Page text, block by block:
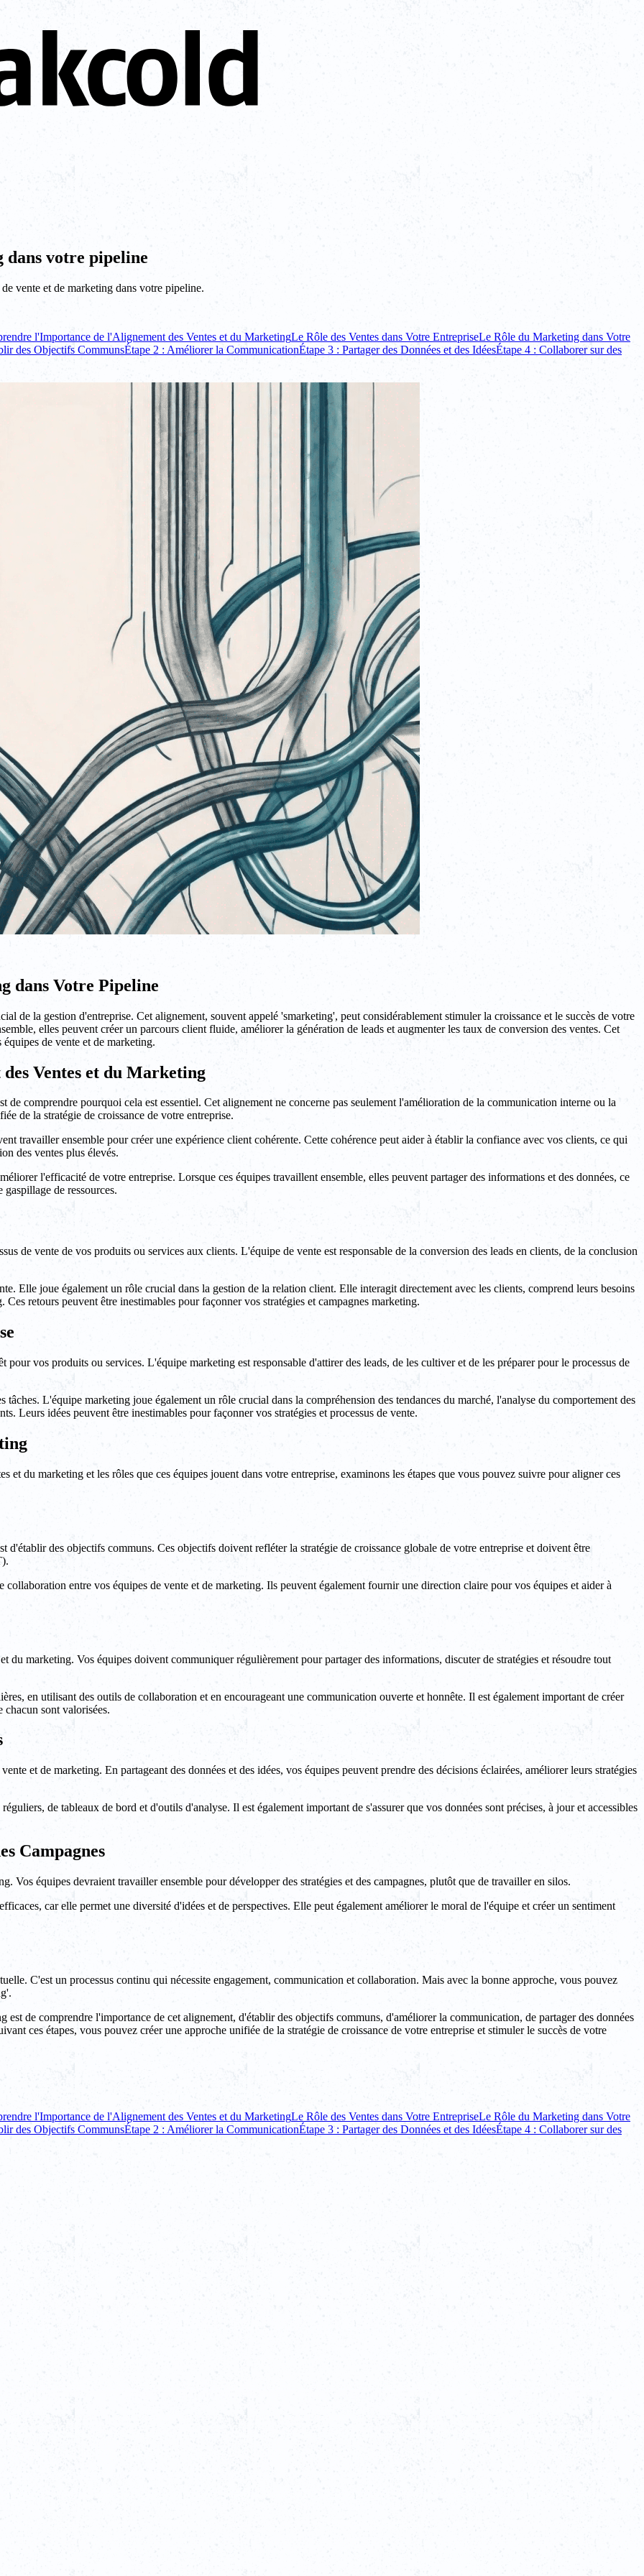
dans votre pipeline
vente et de marketing dans votre pipeline.
l'Importance de l'Alignement des Ventes et du MarketingLe Rôle des Ventes dans Votre EntrepriseLe Rôle du Marketing dans Votre
des Objectifs CommunsÉtape 2 : Améliorer la CommunicationÉtape 3 : Partager des Données et des IdéesÉtape 4 : Collaborer sur des
dans Votre Pipeline
de la gestion d'entreprise. Cet alignement, souvent appelé 'smarketing', peut considérablement stimuler la croissance et le succès de votre
elles peuvent créer un parcours client fluide, améliorer la génération de leads et augmenter les taux de conversion des ventes. Cet
de vente et de marketing.
Ventes et du Marketing
de comprendre pourquoi cela est essentiel. Cet alignement ne concerne pas seulement l'amélioration de la communication interne ou la
de la stratégie de croissance de votre entreprise.
travailler ensemble pour créer une expérience client cohérente. Cette cohérence peut aider à établir la confiance avec vos clients, ce qui
des ventes plus élevés.
l'efficacité de votre entreprise. Lorsque ces équipes travaillent ensemble, elles peuvent partager des informations et des données, ce
de ressources.
de vente de vos produits ou services aux clients. L'équipe de vente est responsable de la conversion des leads en clients, de la conclusion
Elle joue également un rôle crucial dans la gestion de la relation client. Elle interagit directement avec les clients, comprend leurs besoins
retours peuvent être inestimables pour façonner vos stratégies et campagnes marketing.
vos produits ou services. L'équipe marketing est responsable d'attirer des leads, de les cultiver et de les préparer pour le processus de
L'équipe marketing joue également un rôle crucial dans la compréhension des tendances du marché, l'analyse du comportement des
Leurs idées peuvent être inestimables pour façonner vos stratégies et processus de vente.
et du marketing et les rôles que ces équipes jouent dans votre entreprise, examinons les étapes que vous pouvez suivre pour aligner ces
d'établir des objectifs communs. Ces objectifs doivent refléter la stratégie de croissance globale de votre entreprise et doivent être
entre vos équipes de vente et de marketing. Ils peuvent également fournir une direction claire pour vos équipes et aider à
du marketing. Vos équipes doivent communiquer régulièrement pour partager des informations, discuter de stratégies et résoudre tout
en utilisant des outils de collaboration et en encourageant une communication ouverte et honnête. Il est également important de créer
chacun sont valorisées.
et de marketing. En partageant des données et des idées, vos équipes peuvent prendre des décisions éclairées, améliorer leurs stratégies
de tableaux de bord et d'outils d'analyse. Il est également important de s'assurer que vos données sont précises, à jour et accessibles
Campagnes
Vos équipes devraient travailler ensemble pour développer des stratégies et des campagnes, plutôt que de travailler en silos.
car elle permet une diversité d'idées et de perspectives. Elle peut également améliorer le moral de l'équipe et créer un sentiment
C'est un processus continu qui nécessite engagement, communication et collaboration. Mais avec la bonne approche, vous pouvez
est de comprendre l'importance de cet alignement, d'établir des objectifs communs, d'améliorer la communication, de partager des données
ces étapes, vous pouvez créer une approche unifiée de la stratégie de croissance de votre entreprise et stimuler le succès de votre
l'Importance de l'Alignement des Ventes et du MarketingLe Rôle des Ventes dans Votre EntrepriseLe Rôle du Marketing dans Votre
des Objectifs CommunsÉtape 2 : Améliorer la CommunicationÉtape 3 : Partager des Données et des IdéesÉtape 4 : Collaborer sur des